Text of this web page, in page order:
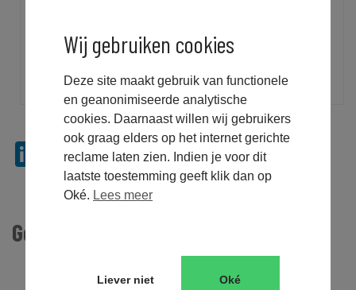
Wij gebruiken cookies
Deze site maakt gebruik van functionele
en geanonimiseerde analytische
cookies. Daarnaast willen wij gebruikers
ook graag elders op het internet gerichte
reclame laten zien. Indien je voor dit
laatste toestemming geeft klik dan op
Oké. Lees meer
Liever niet Oké
e-learning!
LinkedIn
Twitter
Facebook
EmailWhatsApp
Message
Copy
Link
Gerelateerde Berichten